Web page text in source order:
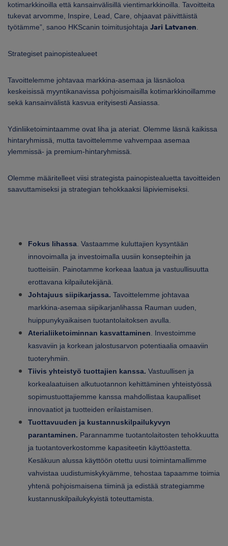
kotimarkkinoilla että kansainvälisillä vientimarkkinoilla. Tavoitteita
tukevat arvomme, Inspire, Lead, Care, ohjaavat päivittäistä
työtämme”, sanoo HKScanin toimitusjohtaja Jari Latvanen
Strategiset painopistealueet
Tavoittelemme johtavaa markkina-asemaa ja läsnäoloa
keskeisissä myyntikanavissa pohjoismaisilla kotimarkkinoillamme
sekä kansainvälistä kasvua erityisesti Aasiassa.
Ydinliiketoimintaamme ovat liha ja ateriat. Olemme läsnä kaikissa
hintaryhmissä, mutta tavoittelemme vahvempaa asemaa
ylemmissä- ja premium-hintaryhmissä.
Olemme määritelleet viisi strategista painopistealuetta tavoitteiden
saavuttamiseksi ja strategian tehokkaaksi läpiviemiseksi.
Fokus lihassa . Vastaamme kuluttajien kysyntään
innovoimalla ja investoimalla uusiin konsepteihin ja
tuotteisiin. Painotamme korkeaa laatua ja vastuullisuutta
erottavana kilpailutekijänä.
Johtajuus siipikarjassa. Tavoittelemme johtavaa
markkina-asemaa siipikarjanlihassa Rauman uuden,
huippunykyaikaisen tuotantolaitoksen avulla.
Aterialiiketoiminnan kasvattaminen . Investoimme
kasvaviin ja korkean jalostusarvon potentiaalia omaaviin
tuoteryhmiin.
Tiivis yhteistyö tuottajien kanssa. Vastuullisen ja
korkealaatuisen alkutuotannon kehittäminen yhteistyössä
sopimustuottajiemme kanssa mahdollistaa kaupalliset
innovaatiot ja tuotteiden erilaistamisen.
Tuottavuuden ja kustannuskilpailukyvyn
parantaminen. Parannamme tuotantolaitosten tehokkuutta
ja tuotantoverkostomme kapasiteetin käyttöastetta.
Kesäkuun alussa käyttöön otettu uusi toimintamallimme
vahvistaa uudistumiskykyämme, tehostaa tapaamme toimia
yhtenä pohjoismaisena tiiminä ja edistää strategiamme
kustannuskilpailukykyistä toteuttamista.